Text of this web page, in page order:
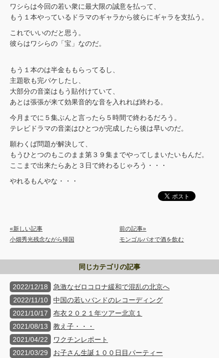
ワシらは今回の若い衆に最大限の誠意を払って、
もう１本やっているドラマのギャラから彼らにギャラを支払う。
これでいいのだと思う。
彼らはワシらの「宝」なのだ。
もう１本のは半金ももらってるし、
主題歌も完パケしたし、
大部分の音楽はもう貼付けていて、
あとは張張が来て効果音的な音を入れれば終わる。
今月までに５集ぶんと言ったら５時間で終わるだろう。
テレビドラマの音楽はひとつが完成したら後は早いのだ。
願わくば問題が解決して、
もうひとつのもこのまま第３９集までやってしまいたいもんだ。
ここまで出来たらあと３日で終わるじゃろう・・・
やれるもんやな・・・
«新しい記事
小畑秀光残念ながら帰国
前の記事»
モンゴルパオで酒を飲む
同じカテゴリの記事
2022/12/18
急激なゼロコロナ緩和で混乱の北京へ
2022/11/10
中国の若いバンドのレコーディング
2021/10/17
布衣２０２１年ツアー北京１
2021/08/13
教え子・・・
2021/04/22
ワクチンレポート
2021/03/29
お子さん生誕１００日目パーティー